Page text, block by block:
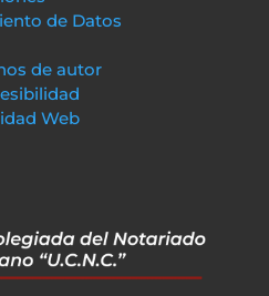
de Datos
de autor
Web